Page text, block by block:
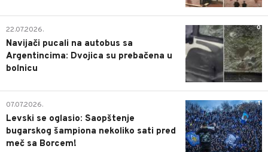
0
22.07.2026.
Navijači pucali na autobus sa
Argentincima: Dvojica su prebačena u
bolnicu
1
07.07.2026.
Levski se oglasio: Saopštenje
bugarskog šampiona nekoliko sati pred
meč sa Borcem!